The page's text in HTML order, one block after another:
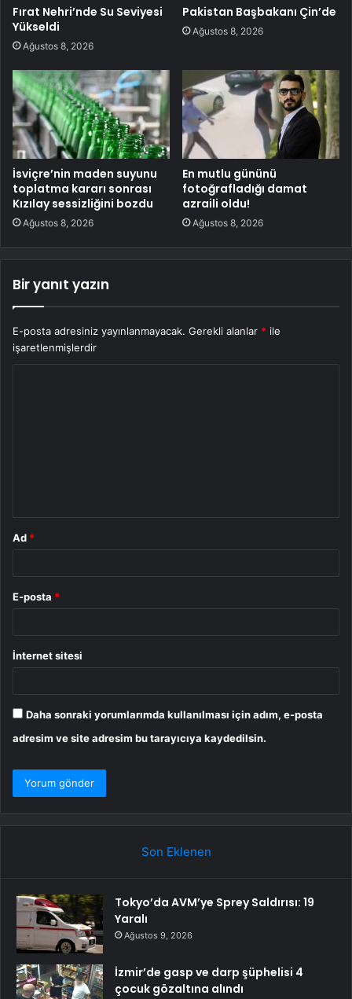
Fırat Nehri’nde Su Seviyesi
Yükseldi
Ağustos 8, 2026
Pakistan Başbakanı Çin’de
Ağustos 8, 2026
İsviçre’nin maden suyunu
toplatma kararı sonrası
Kızılay sessizliğini bozdu
Ağustos 8, 2026
En mutlu gününü
fotoğrafladığı damat
azraili oldu!
Ağustos 8, 2026
Bir yanıt yazın
E-posta adresiniz yayınlanmayacak. Gerekli alanlar * ile
işaretlenmişlerdir
Ad *
E-posta *
İnternet sitesi
Daha sonraki yorumlarımda kullanılması için adım, e-posta
adresim ve site adresim bu tarayıcıya kaydedilsin.
Son Eklenen
Tokyo’da AVM’ye Sprey Saldırısı: 19
Yaralı
Ağustos 9, 2026
İzmir’de gasp ve darp şüphelisi 4
çocuk gözaltına alındı